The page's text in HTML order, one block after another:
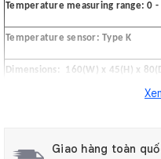
Temperature measuring range: 0 -
Temperature sensor: Type K
Dimensions: 160(W) x 45(H) x
Giao hàng toàn